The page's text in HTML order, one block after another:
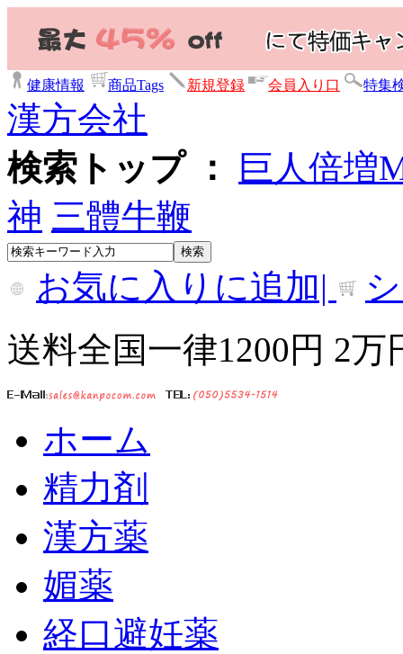
健康情報 商品Tags 新規登録 会員入り口 特集
漢方会社
検索トップ ：
巨人倍増
神 三體牛鞭
お気に入りに追加|
送料全国一律1200円 2
ホーム
精力剤
漢方薬
媚薬
経口避妊薬